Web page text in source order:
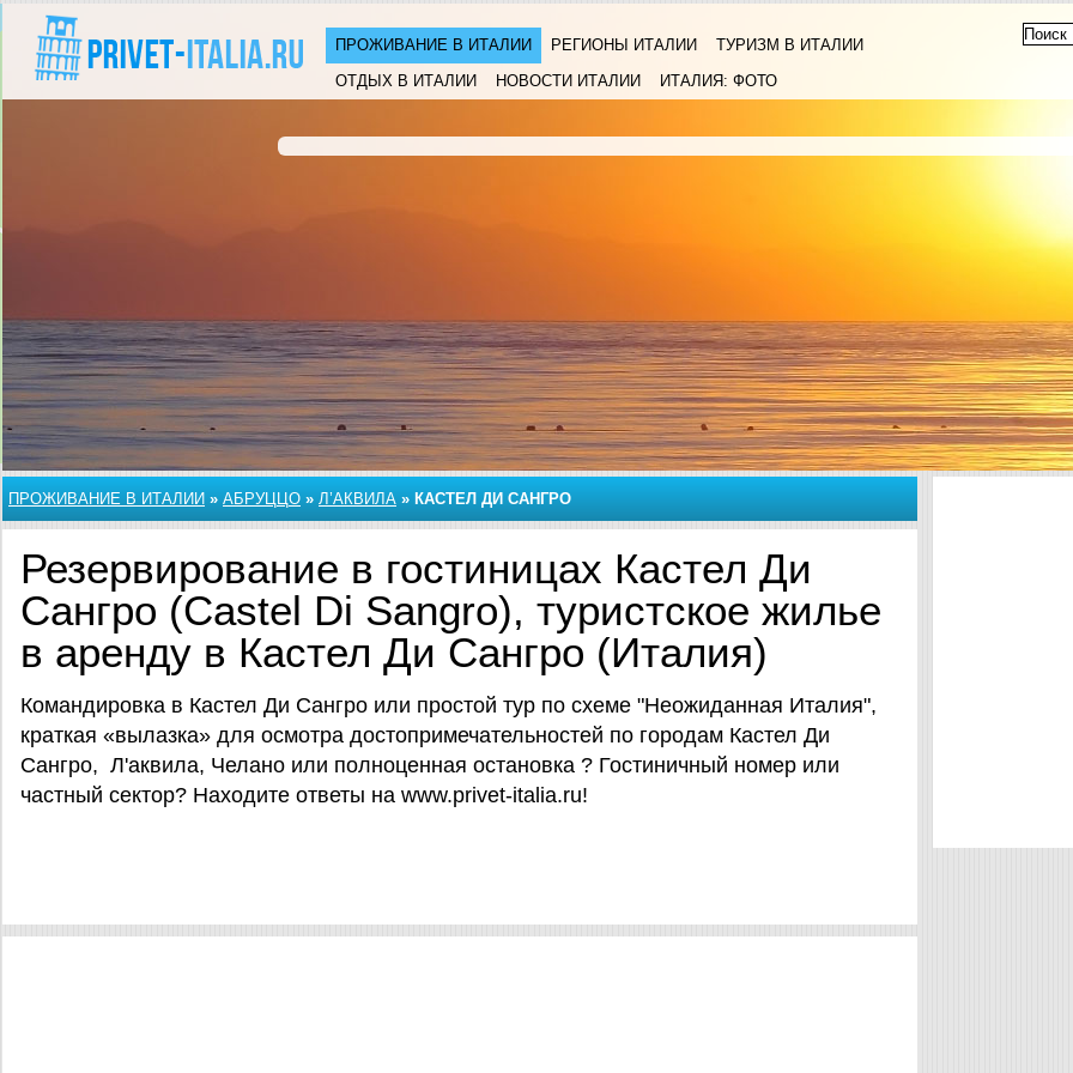
ПРОЖИВАНИЕ В ИТАЛИИ РЕГИОНЫ ИТАЛИИ
ТУРИЗМ В ИТАЛИИ
ОТДЫХ В ИТАЛИИ
НОВОСТИ ИТАЛИИ ИТАЛИЯ: ФОТО
ПРОЖИВАНИЕ В ИТАЛИИ » АБРУЦЦО » Л’АКВИЛА » КАСТЕЛ ДИ САНГРО
Резервирование в гостиницах Кастел Ди
Сангро (Castel Di Sangro), туристское жилье
в аренду в Кастел Ди Сангро (Италия)
Командировка в Кастел Ди Сангро или простой тур по схеме "Неожиданная Италия",
краткая «вылазка» для осмотра достопримечательностей по городам Кастел Ди
Сангро, Л'аквила, Челано или полноценная остановка ? Гостиничный номер или
частный сектор? Находите ответы на www.privet-italia.ru!